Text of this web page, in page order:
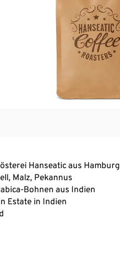
Hanseatic aus Hamburg
Malz, Pekannus
Bohnen aus Indien
Estate in Indien
Selection 9